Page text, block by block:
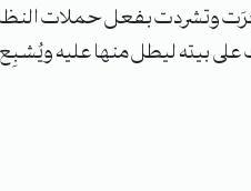
بفعل حملات النظام
بيته ليطل منها عليه